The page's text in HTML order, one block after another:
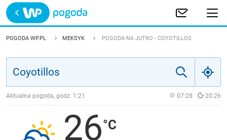
Trwa ładowanie
POLSKA
JAKOŚĆ POWIETRZA
POGODA WP.PL MEKSYK POGODA NA JUTRO - COYOTILLOS
Aktualna pogoda, godz. 1:21 07:28 20:26
26